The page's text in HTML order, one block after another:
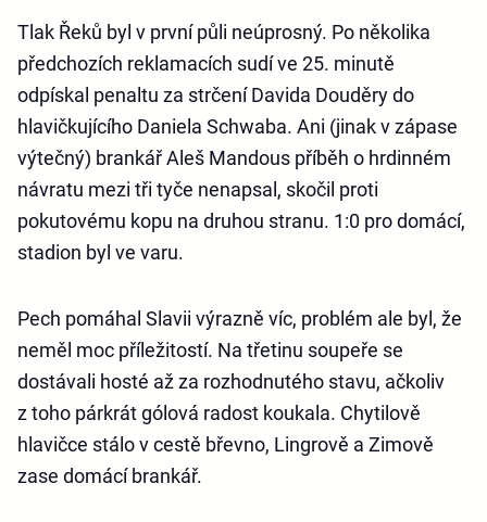
Tlak Řeků byl v první půli neúprosný. Po několika
předchozích reklamacích sudí ve 25. minutě
odpískal penaltu za strčení Davida Douděry do
hlavičkujícího Daniela Schwaba. Ani (jinak v zápase
výtečný) brankář Aleš Mandous příběh o hrdinném
návratu mezi tři tyče nenapsal, skočil proti
pokutovému kopu na druhou stranu. 1:0 pro domácí,
stadion byl ve varu.
Pech pomáhal Slavii výrazně víc, problém ale byl, že
neměl moc příležitostí. Na třetinu soupeře se
dostávali hosté až za rozhodnutého stavu, ačkoliv
z toho párkrát gólová radost koukala. Chytilově
hlavičce stálo v cestě břevno, Lingrově a Zimově
zase domácí brankář.